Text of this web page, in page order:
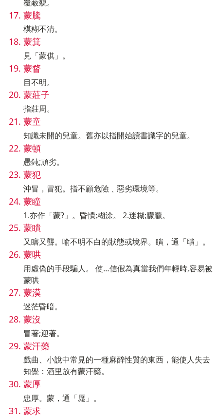
覆蔽貌。
蒙騰
模糊不清。
蒙箕
見「蒙倛」。
蒙瞀
目不明。
蒙莊子
指莊周。
蒙童
知識未開的兒童。舊亦以指開始讀書識字的兒童。
蒙頓
愚鈍;頑劣。
蒙犯
沖冒，冒犯。指不顧危險﹑惡劣環境等。
蒙瞳
1.亦作「蒙?」。昏憒;糊涂。 2.迷糊;朦朧。
蒙瞶
又瞎又聾。喻不明不白的狀態或境界。瞶，通「聵」。
蒙哄
用虛偽的手段騙人。 使…信假為真當我們年輕時,容易被
蒙哄
蒙漠
迷茫昏暗。
蒙沒
冒著;迎著。
蒙汗藥
戲曲、小說中常見的一種麻醉性質的東西，能使人失去
知覺：酒里放有蒙汗藥。
蒙厚
忠厚。蒙，通「厖」。
蒙求